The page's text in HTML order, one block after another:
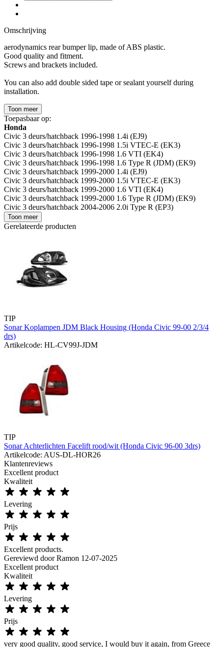
Omschrijving
aerodynamics rear bumper lip, made of ABS plastic.
Good quality and fitment.
Screws and brackets included.
You can also add double sided tape or sealant yourself during
installation.
Toon meer
Toepasbaar op:
Honda
Civic 3 deurs/hatchback 1996-1998 1.4i (EJ9)
Civic 3 deurs/hatchback 1996-1998 1.5i VTEC-E (EK3)
Civic 3 deurs/hatchback 1996-1998 1.6 VTI (EK4)
Civic 3 deurs/hatchback 1996-1998 1.6 Type R (JDM) (EK9)
Civic 3 deurs/hatchback 1999-2000 1.4i (EJ9)
Civic 3 deurs/hatchback 1999-2000 1.5i VTEC-E (EK3)
Civic 3 deurs/hatchback 1999-2000 1.6 VTI (EK4)
Civic 3 deurs/hatchback 1999-2000 1.6 Type R (JDM) (EK9)
Civic 3 deurs/hatchback 2004-2006 2.0i Type R (EP3)
Toon meer
Gerelateerde producten
TIP
Sonar Koplampen JDM Black Housing (Honda Civic 99-00 2/3/4
drs)
Artikelcode: HL-CV99J-JDM
TIP
Sonar Achterlichten Facelift rood/wit (Honda Civic 96-00 3drs)
Artikelcode: AUS-DL-HOR26
Klantenreviews
Excellent product
Kwaliteit
Levering
Prijs
Excellent products.
Gereviewd door Ramon 12-07-2025
Excellent product
Kwaliteit
Levering
Prijs
very good quality, good service, I would buy it again, from Greece